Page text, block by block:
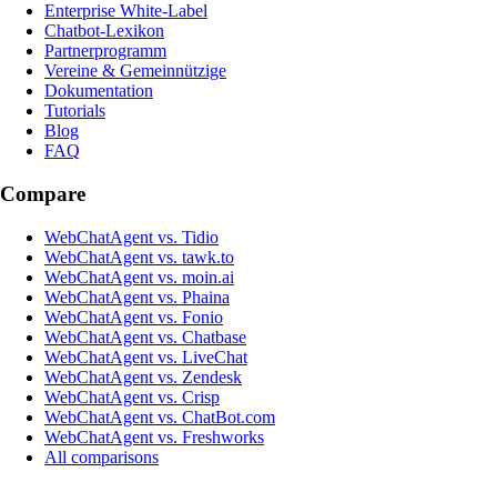
Enterprise White-Label
Chatbot-Lexikon
Partnerprogramm
Vereine & Gemeinnützige
Dokumentation
Tutorials
Blog
FAQ
Compare
WebChatAgent vs. Tidio
WebChatAgent vs. tawk.to
WebChatAgent vs. moin.ai
WebChatAgent vs. Phaina
WebChatAgent vs. Fonio
WebChatAgent vs. Chatbase
WebChatAgent vs. LiveChat
WebChatAgent vs. Zendesk
WebChatAgent vs. Crisp
WebChatAgent vs. ChatBot.com
WebChatAgent vs. Freshworks
All comparisons